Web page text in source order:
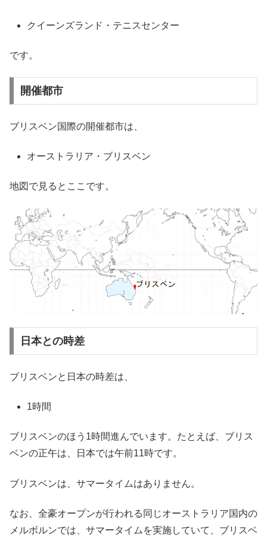
クイーンズランド・テニスセンター
です。
開催都市
ブリスベン国際の開催都市は、
オーストラリア・ブリスベン
地図で見るとここです。
日本との時差
ブリスベンと日本の時差は、
1時間
ブリスベンのほう1時間進んでいます。たとえば、ブリス
ベンの正午は、日本では午前11時です。
ブリスベンは、サマータイムはありません。
なお、全豪オープンが行われる同じオーストラリア国内の
メルボルンでは、サマータイムを実施していて、ブリスベ